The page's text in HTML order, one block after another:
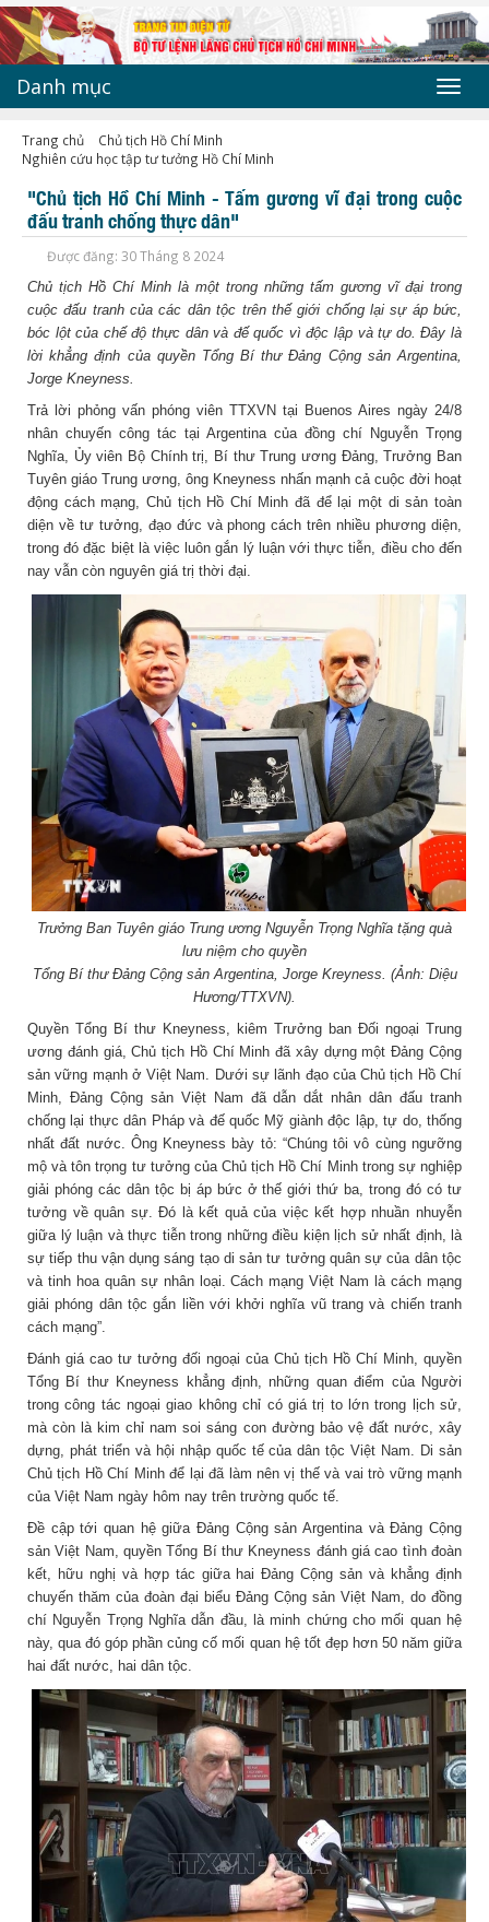
Danh mục
Trang chủ
Chủ tịch Hồ Chí Minh
Nghiên cứu học tập tư tưởng Hồ Chí Minh
"Chủ tịch Hồ Chí Minh - Tấm gương vĩ đại trong cuộc
đấu tranh chống thực dân"
Được đăng: 30 Tháng 8 2024
Chủ tịch Hồ Chí Minh là một trong những tấm gương vĩ đại trong
cuộc đấu tranh của các dân tộc trên thế giới chống lại sự áp bức,
bóc lột của chế độ thực dân và đế quốc vì độc lập và tự do. Đây là
lời khẳng định của quyền Tổng Bí thư Đảng Cộng sản Argentina,
Jorge Kneyness.
Trả lời phỏng vấn phóng viên TTXVN tại Buenos Aires ngày 24/8
nhân chuyến công tác tại Argentina của đồng chí Nguyễn Trọng
Nghĩa, Ủy viên Bộ Chính trị, Bí thư Trung ương Đảng, Trưởng Ban
Tuyên giáo Trung ương, ông Kneyness nhấn mạnh cả cuộc đời hoạt
động cách mạng, Chủ tịch Hồ Chí Minh đã để lại một di sản toàn
diện về tư tưởng, đạo đức và phong cách trên nhiều phương diện,
trong đó đặc biệt là việc luôn gắn lý luận với thực tiễn, điều cho đến
nay vẫn còn nguyên giá trị thời đại.
Trưởng Ban Tuyên giáo Trung ương Nguyễn Trọng Nghĩa tặng quà
lưu niệm cho quyền
Tổng Bí thư Đảng Cộng sản Argentina, Jorge Kreyness. (Ảnh: Diệu
Hương/TTXVN).
Quyền Tổng Bí thư Kneyness, kiêm Trưởng ban Đối ngoại Trung
ương đánh giá, Chủ tịch Hồ Chí Minh đã xây dựng một Đảng Cộng
sản vững mạnh ở Việt Nam. Dưới sự lãnh đạo của Chủ tịch Hồ Chí
Minh, Đảng Cộng sản Việt Nam đã dẫn dắt nhân dân đấu tranh
chống lại thực dân Pháp và đế quốc Mỹ giành độc lập, tự do, thống
nhất đất nước. Ông Kneyness bày tỏ: “Chúng tôi vô cùng ngưỡng
mộ và tôn trọng tư tưởng của Chủ tịch Hồ Chí Minh trong sự nghiệp
giải phóng các dân tộc bị áp bức ở thế giới thứ ba, trong đó có tư
tưởng về quân sự. Đó là kết quả của việc kết hợp nhuần nhuyễn
giữa lý luận và thực tiễn trong những điều kiện lịch sử nhất định, là
sự tiếp thu vận dụng sáng tạo di sản tư tưởng quân sự của dân tộc
và tinh hoa quân sự nhân loại. Cách mạng Việt Nam là cách mạng
giải phóng dân tộc gắn liền với khởi nghĩa vũ trang và chiến tranh
cách mạng”.
Đánh giá cao tư tưởng đối ngoại của Chủ tịch Hồ Chí Minh, quyền
Tổng Bí thư Kneyness khẳng định, những quan điểm của Người
trong công tác ngoại giao không chỉ có giá trị to lớn trong lịch sử,
mà còn là kim chỉ nam soi sáng con đường bảo vệ đất nước, xây
dựng, phát triển và hội nhập quốc tế của dân tộc Việt Nam. Di sản
Chủ tịch Hồ Chí Minh để lại đã làm nên vị thế và vai trò vững mạnh
của Việt Nam ngày hôm nay trên trường quốc tế.
Đề cập tới quan hệ giữa Đảng Cộng sản Argentina và Đảng Cộng
sản Việt Nam, quyền Tổng Bí thư Kneyness đánh giá cao tình đoàn
kết, hữu nghị và hợp tác giữa hai Đảng Cộng sản và khẳng định
chuyến thăm của đoàn đại biểu Đảng Cộng sản Việt Nam, do đồng
chí Nguyễn Trọng Nghĩa dẫn đầu, là minh chứng cho mối quan hệ
này, qua đó góp phần củng cố mối quan hệ tốt đẹp hơn 50 năm giữa
hai đất nước, hai dân tộc.